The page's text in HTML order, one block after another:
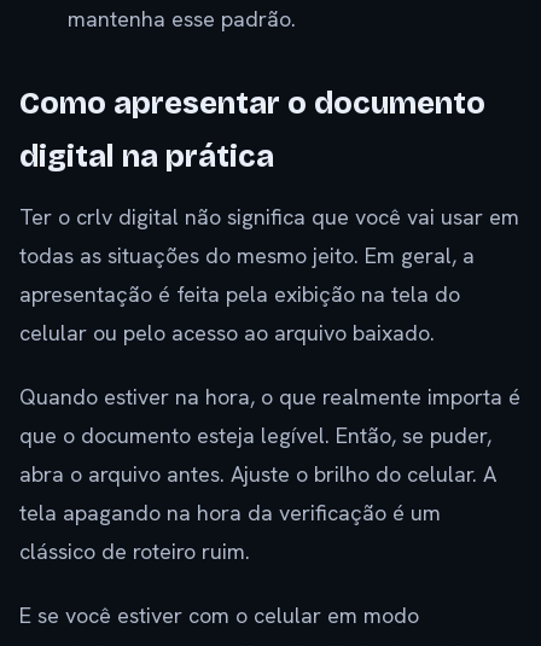
mantenha esse padrão.
Como apresentar o documento
digital na prática
Ter o crlv digital não significa que você vai usar em
todas as situações do mesmo jeito. Em geral, a
apresentação é feita pela exibição na tela do
celular ou pelo acesso ao arquivo baixado.
Quando estiver na hora, o que realmente importa é
que o documento esteja legível. Então, se puder,
abra o arquivo antes. Ajuste o brilho do celular. A
tela apagando na hora da verificação é um
clássico de roteiro ruim.
E se você estiver com o celular em modo